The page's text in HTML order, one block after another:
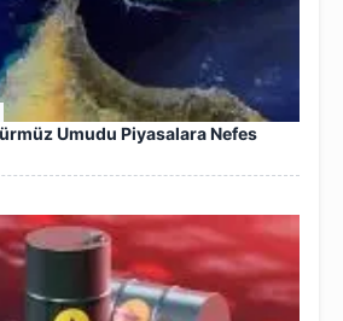
Umudu Piyasalara Nefes